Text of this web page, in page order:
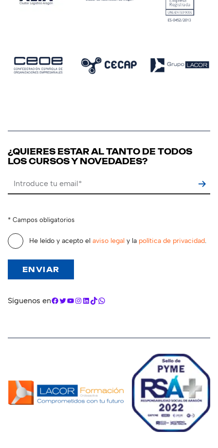
¿QUIERES ESTAR AL TANTO DE TODOS
LOS CURSOS Y NOVEDADES?
* Campos obligatorios
He leído y acepto el aviso legal y la política de privacidad
Síguenos enFacebook
Twitter
YouTube
Instagram
LinkedIn
TikTokWhatsApp